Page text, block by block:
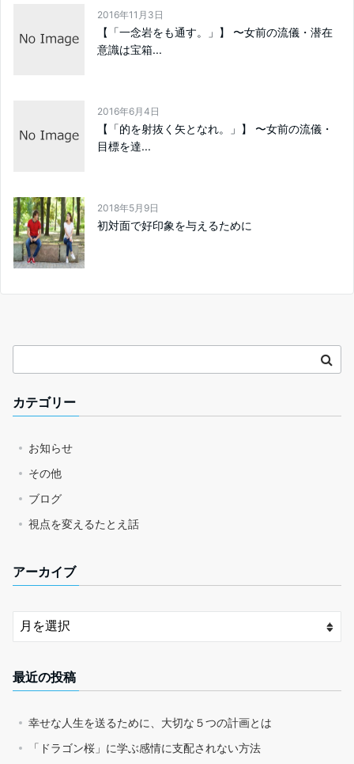
2016年11月3日
【「一念岩をも通す。」】 〜女前の流儀・潜在
意識は宝箱...
2016年6月4日
​【「的を射抜く矢となれ。」】 〜女前の流儀・
目標を達...
2018年5月9日
初対面で好印象を与えるために
カテゴリー
お知らせ
その他
ブログ
視点を変えるたとえ話
アーカイブ
最近の投稿
幸せな人生を送るために、大切な５つの計画とは
「ドラゴン桜」に学ぶ感情に支配されない方法